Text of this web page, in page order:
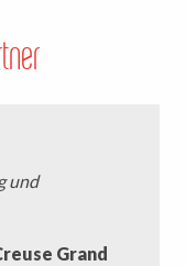
und
Grand